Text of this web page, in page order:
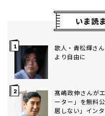
いま読
歌人・青松輝さ
より自由に
髙嶋政伸さんが
ーター」を無料
居しない」イン